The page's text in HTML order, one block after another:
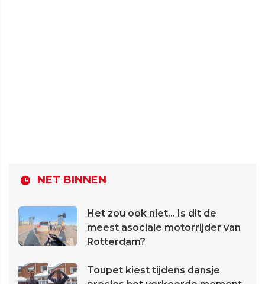
NET BINNEN
Het zou ook niet... Is dit de
meest asociale motorrijder van
Rotterdam?
Toupet kiest tijdens dansje